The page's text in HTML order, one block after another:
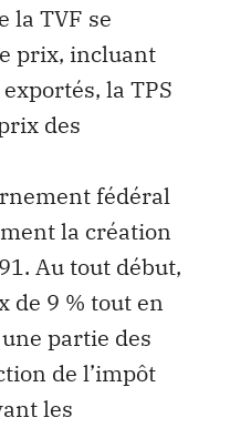
la TVF se
prix, incluant
la TPS
des
fédéral
la création
Au tout début,
de 9 % tout en
partie des
de l’impôt
les